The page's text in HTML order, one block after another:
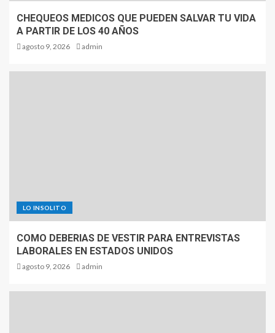
CHEQUEOS MEDICOS QUE PUEDEN SALVAR TU VIDA
A PARTIR DE LOS 40 AÑOS
agosto 9, 2026 admin
LO INSOLITO
COMO DEBERIAS DE VESTIR PARA ENTREVISTAS
LABORALES EN ESTADOS UNIDOS
agosto 9, 2026 admin